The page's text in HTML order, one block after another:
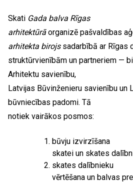
Skati Gada balva Rīgas
arhitektūrāorganizē pašvaldības
arhitekta birojssadarbībā ar Rīgas
struktūrvienībām un partneriem —
Arhitektu savienību,
Latvijas Būvinženieru savienību un
būvniecības padomi. Tā
notiek vairākos posmos:
būvju izvirzīšana
skatei un skates
skates dalībnieku
vērtēšana un balvas